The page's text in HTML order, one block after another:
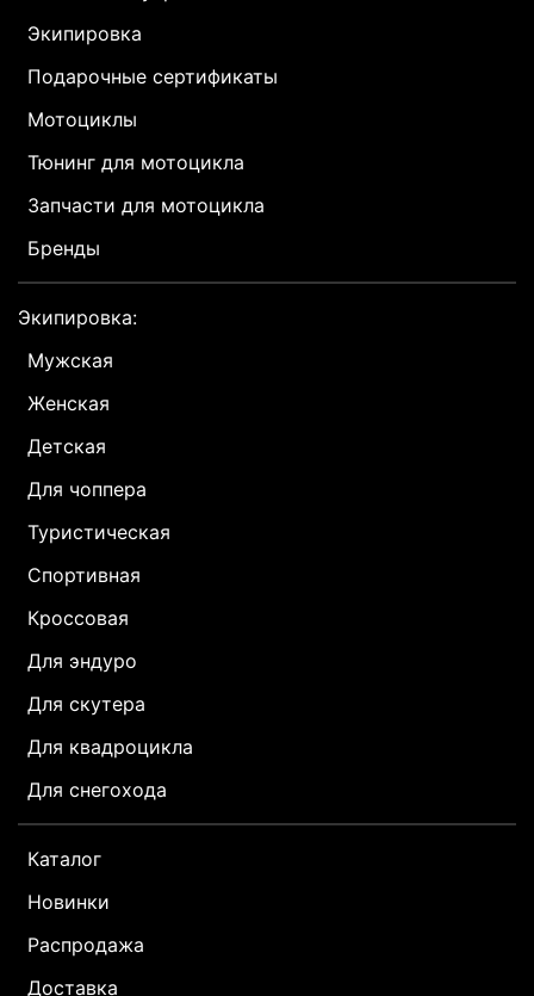
Экипировка
Подарочные сертификаты
Мотоциклы
Тюнинг для мотоцикла
Запчасти для мотоцикла
Бренды
Экипировка:
Мужская
Женская
Детская
Для чоппера
Туристическая
Спортивная
Кроссовая
Для эндуро
Для скутера
Для квадроцикла
Для снегохода
Каталог
Новинки
Распродажа
Доставка